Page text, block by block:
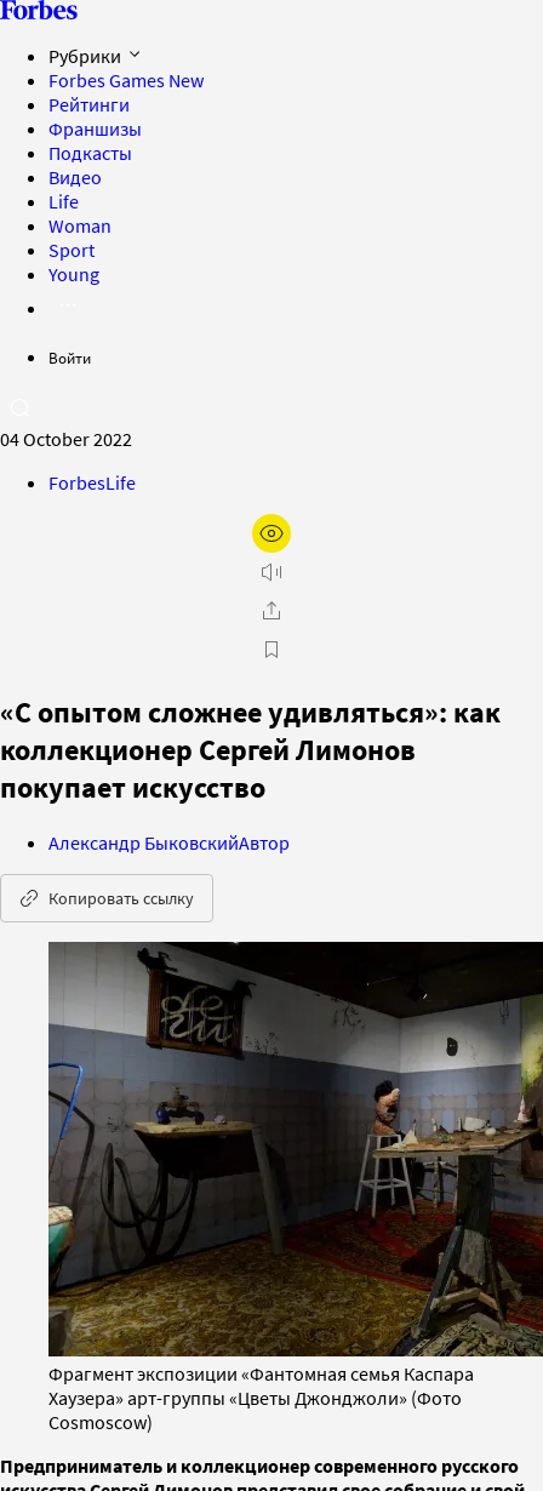
Рубрики
Forbes Games New
Рейтинги
Франшизы
Подкасты
Видео
Life
Woman
Sport
Young
Войти
04 October 2022
ForbesLife
«С опытом сложнее удивляться»: как
коллекционер Сергей Лимонов
покупает искусство
Александр БыковскийАвтор
Копировать ссылку
Фрагмент экспозиции «Фантомная семья Каспара
Хаузера» арт-группы «Цветы Джонджоли» (Фото
Cosmoscow)
Предприниматель и коллекционер современного русского